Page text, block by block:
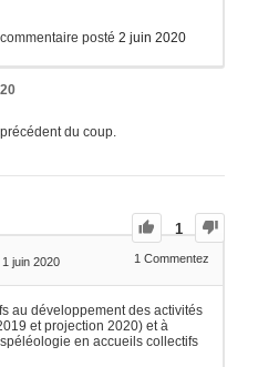
posté 2 juin 2020
du coup.
1
1 juin 2020 1 Commentez
au développement des activités
et projection 2020) et à
en accueils collectifs